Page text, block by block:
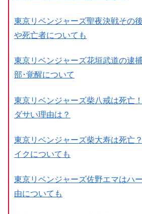
東京リベンジャーズ聖夜決戦その
や死亡者についても
東京リベンジャーズ花垣武道の逮
部･覚醒について
東京リベンジャーズ柴八戒は死亡
ダサい理由は？
東京リベンジャーズ柴大寿は死亡
イクについても
東京リベンジャーズ佐野エマはハ
由についても